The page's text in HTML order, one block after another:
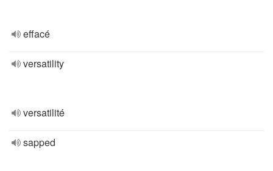
effacé
versatility
versatilité
sapped